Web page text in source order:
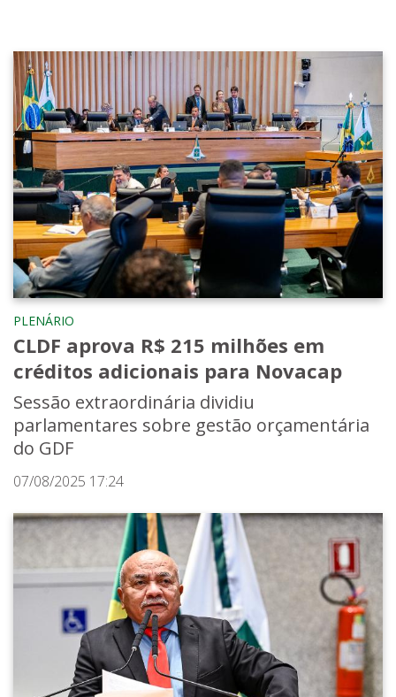
PLENÁRIO
CLDF aprova R$ 215 milhões em
créditos adicionais para Novacap
Sessão extraordinária dividiu
parlamentares sobre gestão orçamentária
do GDF
07/08/2025 17:24